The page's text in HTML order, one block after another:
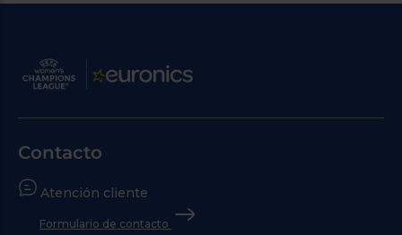
Contacto
Atención cliente
Formulario de contacto